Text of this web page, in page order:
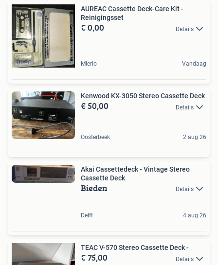
AUREAC Cassette Deck-Care Kit -
Reinigingsset
€ 0,00 Details
Mierlo Vandaag
Kenwood KX-3050 Stereo Cassette Deck
€ 50,00 Details
Oosterbeek 2 aug 26
Akai Cassettedeck - Vintage Stereo
Cassette Deck
Bieden Details
Delft 4 aug 26
TEAC V-570 Stereo Cassette Deck -
€ 75,00 Details